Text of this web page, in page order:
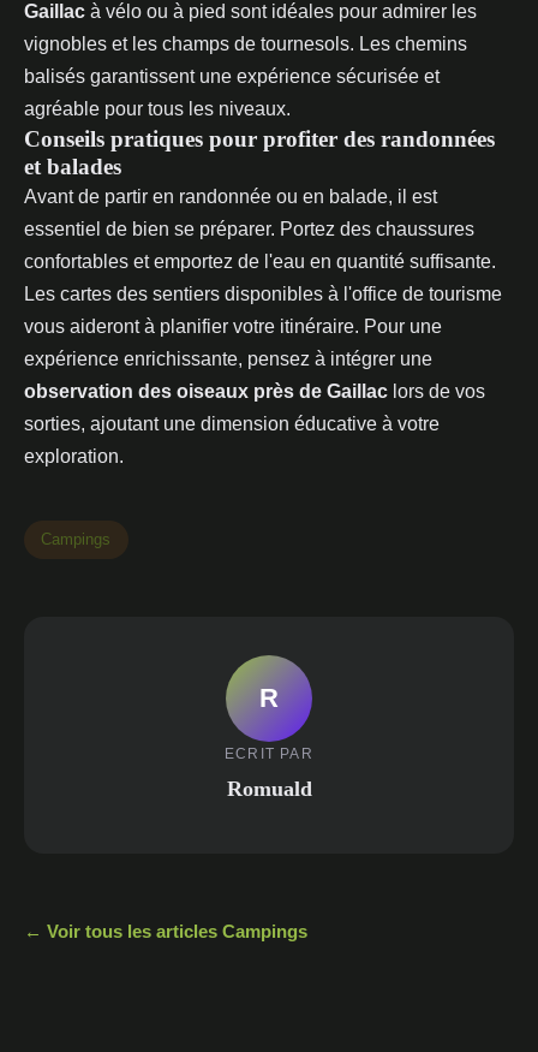
Gaillac à vélo ou à pied sont idéales pour admirer les
vignobles et les champs de tournesols. Les chemins
balisés garantissent une expérience sécurisée et
agréable pour tous les niveaux.
Conseils pratiques pour profiter des randonnées
et balades
Avant de partir en randonnée ou en balade, il est
essentiel de bien se préparer. Portez des chaussures
confortables et emportez de l'eau en quantité suffisante.
Les cartes des sentiers disponibles à l'office de tourisme
vous aideront à planifier votre itinéraire. Pour une
expérience enrichissante, pensez à intégrer une
observation des oiseaux près de Gaillac lors de vos
sorties, ajoutant une dimension éducative à votre
exploration.
Campings
R
ECRIT PAR
Romuald
← Voir tous les articles Campings